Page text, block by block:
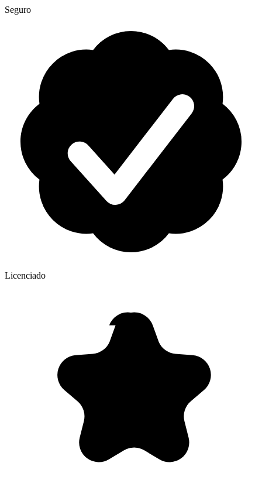
Seguro
Licenciado